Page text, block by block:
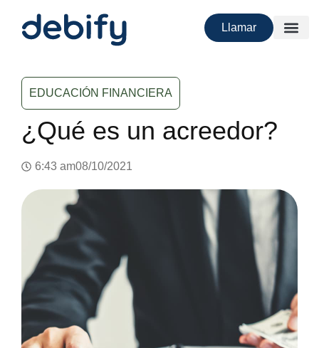
Llamar
EDUCACIÓN FINANCIERA
¿Qué es un acreedor?
6:43 am08/10/2021